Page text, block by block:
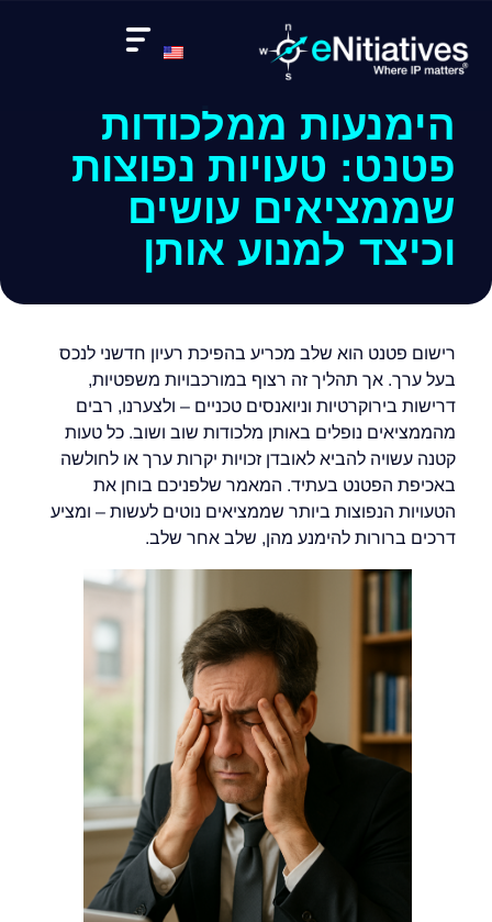
הימנעות ממלכודות
פטנט: טעויות נפוצות
שממציאים עושים
וכיצד למנוע אותן
רישום פטנט הוא שלב מכריע בהפיכת רעיון חדשני לנכס
בעל ערך. אך תהליך זה רצוף במורכבויות משפטיות,
דרישות בירוקרטיות וניואנסים טכניים – ולצערנו, רבים
מהממציאים נופלים באותן מלכודות שוב ושוב. כל טעות
קטנה עשויה להביא לאובדן זכויות יקרות ערך או לחולשה
באכיפת הפטנט בעתיד. המאמר שלפניכם בוחן את
הטעויות הנפוצות ביותר שממציאים נוטים לעשות – ומציע
דרכים ברורות להימנע מהן, שלב אחר שלב.